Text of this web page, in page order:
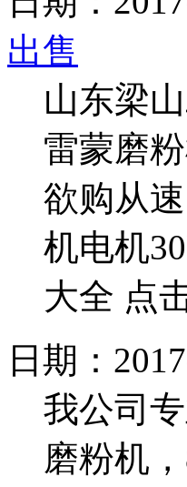
出售
山东梁
雷蒙磨
欲购从
机电机
大全 点
日期：
我公司
磨粉机